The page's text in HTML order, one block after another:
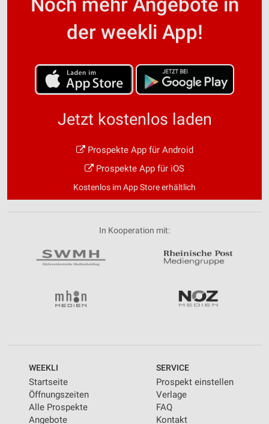
der weekli App!
Jetzt kostenlos laden
Prospekte App für Android
Prospekte App für iOS
Kostenlos im App Store erhältlich
In Kooperation mit:
WEEKLI
Startseite
Öffnungszeiten
Alle Prospekte
Angebote
SERVICE
Prospekt einstellen
Verlage
FAQ
Kontakt